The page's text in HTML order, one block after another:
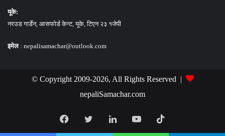
यूके:
नरउड गार्डेन, आसफोर्ड केन्ट, यूके, टिएन २३ १जेपी
इमेल: nepalisamachar@outlook.com
© Copyright 2009-2026, All Rights Reserved |
nepaliSamachar.com
FacebookTwitterLinkedInYouTube